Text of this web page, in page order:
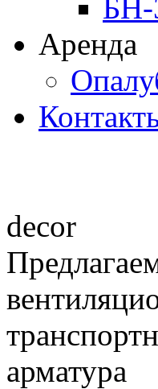
БН-
Аренда
decor
арматура